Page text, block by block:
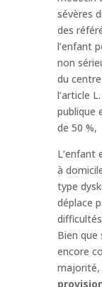
sévères
des
l’enfant
non
du
l’article
publique
de 50 %,
L’enfant
à
type
déplace
Bien
encore
majorité,